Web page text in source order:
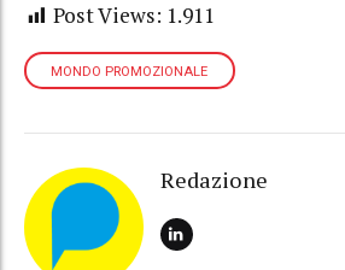
Post Views: 1.911
MONDO PROMOZIONALE
Redazione